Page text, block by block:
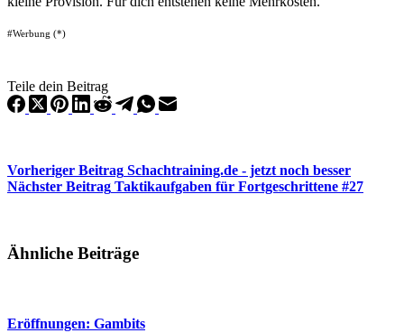
#Werbung (*)
Teile dein Beitrag
Vorheriger Beitrag Schachtraining.de - jetzt noch besser
Nächster Beitrag Taktikaufgaben für Fortgeschrittene #27
Ähnliche Beiträge
Eröffnungen: Gambits